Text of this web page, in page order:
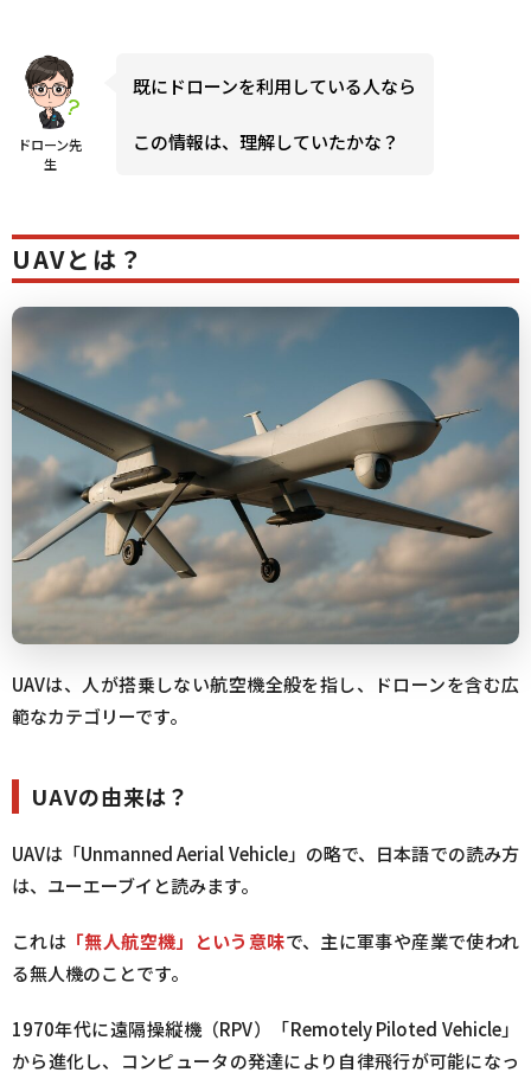
ドローン先
生
既にドローンを利用している人なら
この情報は、理解していたかな？
UAVとは？
UAVは、人が搭乗しない航空機全般を指し、ドローンを含む広
範なカテゴリーです。
UAVの由来は？
UAVは「Unmanned Aerial Vehicle」の略で、日本語での読み方
は、ユーエーブイと読みます。
これは 「無人航空機」という意味で、主に軍事や産業で使われ
る無人機のことです。
1970年代に遠隔操縦機（RPV）「Remotely Piloted Vehicle」
から進化し、コンピュータの発達により自律飛行が可能になっ